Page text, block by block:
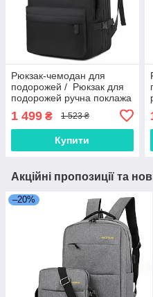
Рюкзак-чемодан для
подорожей / Рюкзак для
подорожей ручна поклажа
/ Рюкзак дорожній Чорний
1 499 ₴ 1 523 ₴
Купити
Акційні пропозиції та
–20%